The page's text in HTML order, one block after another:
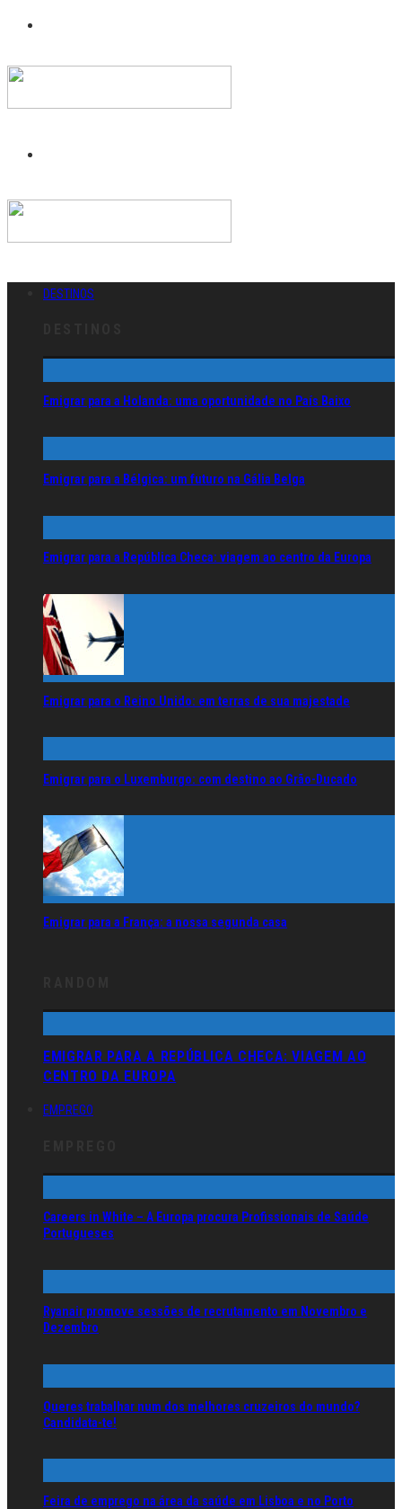
DESTINOS
Emigrar para a Holanda: uma oportunidade no País Baixo
Emigrar para a Bélgica: um futuro na Gália Belga
Emigrar para a República Checa: viagem ao centro da Europa
Emigrar para o Reino Unido: em terras de sua majestade
Emigrar para o Luxemburgo: com destino ao Grão-Ducado
Emigrar para a França: a nossa segunda casa
EMIGRAR PARA A REPÚBLICA CHECA: VIAGEM AO
CENTRO DA EUROPA
EMPREGO
Careers in White – A Europa procura Profissionais de Saúde
Portugueses
Ryanair promove sessões de recrutamento em Novembro e
Dezembro
Queres trabalhar num dos melhores cruzeiros do mundo?
Candidata-te!
Feira de emprego na área da saúde em Lisboa e no Porto